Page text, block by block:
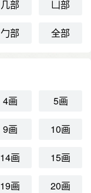
几部 凵部
勹部 全部
4画 5画
9画 10画
14画 15画
19画 20画